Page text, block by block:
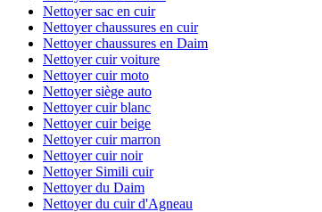
Nettoyer sac en cuir
Nettoyer chaussures en cuir
Nettoyer chaussures en Daim
Nettoyer cuir voiture
Nettoyer cuir moto
Nettoyer siège auto
Nettoyer cuir blanc
Nettoyer cuir beige
Nettoyer cuir marron
Nettoyer cuir noir
Nettoyer Simili cuir
Nettoyer du Daim
Nettoyer du cuir d'Agneau